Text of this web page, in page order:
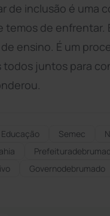
de inclusão é uma
temos de enfrentar.
ensino. É um
todos juntos para
Educação Semec
Governodebrumado